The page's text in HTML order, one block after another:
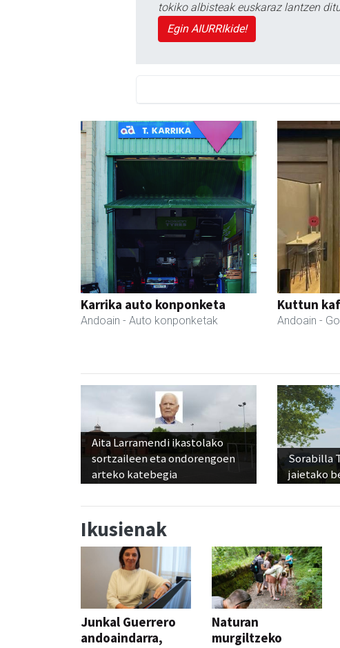
tokiko albisteak euskaraz lantzen
Egin AIURRIkide!
Karrika auto konponketa
Andoain - Auto konponketak
Kuttun
Andoain -
Aita Larramendi ikastolako
sortzaileen eta ondorengoen
arteko katebegia
Sorabilla
jaietako
Ikusienak
Junkal Guerrero
andoaindarra,
Naturan
murgiltzeko